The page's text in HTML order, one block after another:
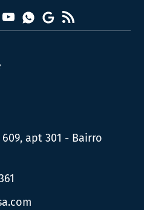
YouTubeWhatsapp
Google
News
RSS
apt 301 - Bairro